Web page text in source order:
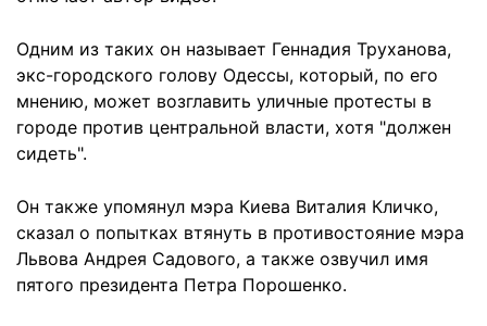
Одним из таких он называет Геннадия Труханова,
экс-городского голову Одессы, который, по его
мнению, может возглавить уличные протесты в
городе против центральной власти, хотя "должен
сидеть".
Он также упомянул мэра Киева Виталия Кличко,
сказал о попытках втянуть в противостояние мэра
Львова Андрея Садового, а также озвучил имя
пятого президента Петра Порошенко.